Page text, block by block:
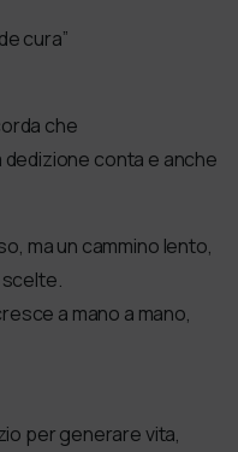
cura”
che
dedizione conta e anche
ma un cammino lento,
a mano a mano,
per generare vita,